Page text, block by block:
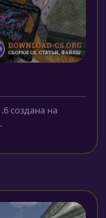
создана на